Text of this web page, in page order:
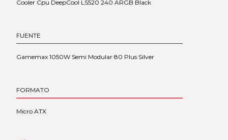
Cooler Cpu DeepCool LS520 240 ARGB Black
FUENTE
Gamemax 1050W Semi Modular 80 Plus Silver
FORMATO
Micro ATX